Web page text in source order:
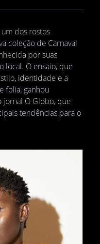
dos rostos
coleção de Carnaval
por suas
local. O ensaio, que
identidade e a
folia, ganhou
jornal O Globo, que
tendências para o